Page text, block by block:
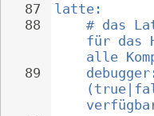
87
88
89
latte:
# das
für das
alle